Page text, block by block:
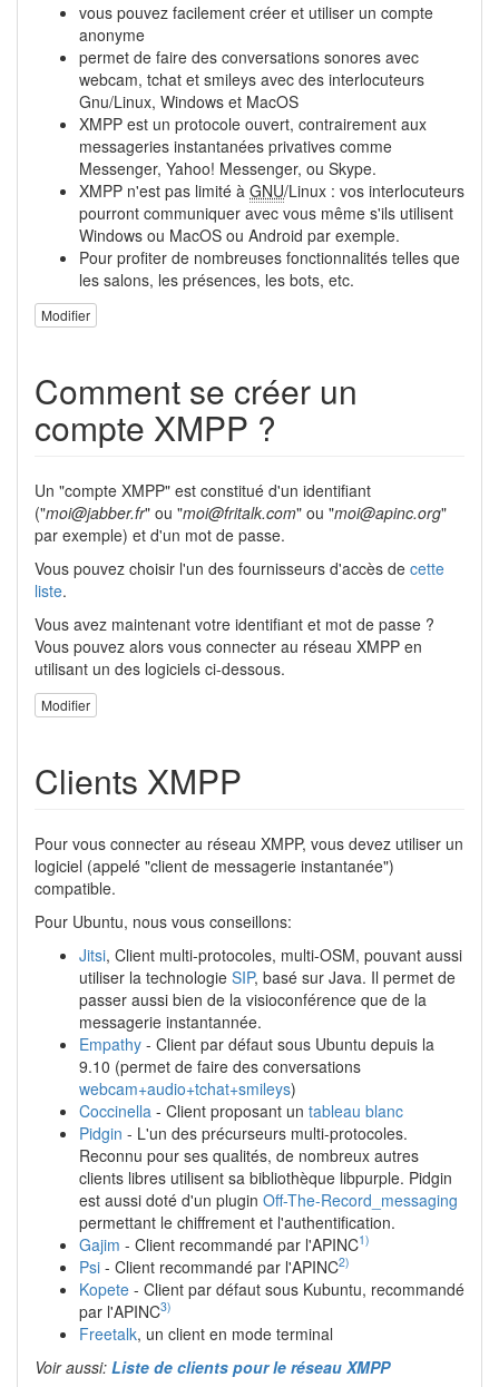
vous pouvez facilement créer et utiliser un compte
anonyme
permet de faire des conversations sonores avec
webcam, tchat et smileys avec des interlocuteurs
Gnu/Linux, Windows et MacOS
XMPP est un protocole ouvert, contrairement aux
messageries instantanées privatives comme
Messenger, Yahoo! Messenger, ou Skype.
XMPP n'est pas limité à GNU/Linux : vos interlocuteurs
pourront communiquer avec vous même s'ils utilisent
Windows ou MacOS ou Android par exemple.
Pour profiter de nombreuses fonctionnalités telles que
les salons, les présences, les bots, etc.
Modifier
Comment se créer un
compte XMPP ?
Un "compte XMPP" est constitué d'un identifiant
("moi@jabber.fr" ou "moi@fritalk.com" ou "moi@apinc.org"
par exemple) et d'un mot de passe.
Vous pouvez choisir l'un des fournisseurs d'accès de cette
liste.
Vous avez maintenant votre identifiant et mot de passe ?
Vous pouvez alors vous connecter au réseau XMPP en
utilisant un des logiciels ci-dessous.
Modifier
Clients XMPP
Pour vous connecter au réseau XMPP, vous devez utiliser un
logiciel (appelé "client de messagerie instantanée")
compatible.
Pour Ubuntu, nous vous conseillons:
Jitsi, Client multi-protocoles, multi-OSM, pouvant aussi
utiliser la technologie SIP, basé sur Java. Il permet de
passer aussi bien de la visioconférence que de la
messagerie instantannée.
Empathy - Client par défaut sous Ubuntu depuis la
9.10 (permet de faire des conversations
webcam+audio+tchat+smileys)
Coccinella - Client proposant un tableau blanc
Pidgin - L'un des précurseurs multi-protocoles.
Reconnu pour ses qualités, de nombreux autres
clients libres utilisent sa bibliothèque libpurple. Pidgin
est aussi doté d'un plugin Off-The-Record_messaging
permettant le chiffrement et l'authentification.
Gajim - Client recommandé par l'APINC1)
Psi - Client recommandé par l'APINC2)
Kopete - Client par défaut sous Kubuntu, recommandé
par l'APINC3)
Freetalk, un client en mode terminal
Voir aussi: Liste de clients pour le réseau XMPP